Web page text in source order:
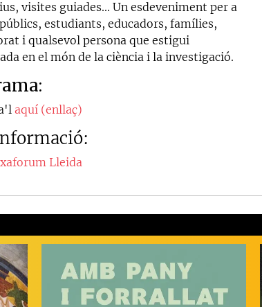
visites guiades... Un esdeveniment per a
estudiants, educadors, famílies,
i qualsevol persona que estigui
en el món de la ciència i la investigació.
aquí (enllaç)
Lleida